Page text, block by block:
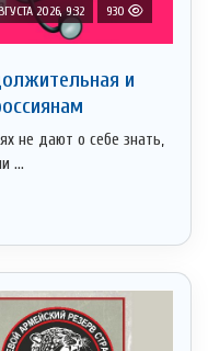
2026, 9:32 930
и
не дают о себе знать,
...